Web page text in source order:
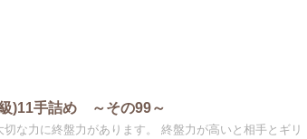
級)11手詰め ～その99～
な力に終盤力があります。 終盤力が高いと相手とギリ